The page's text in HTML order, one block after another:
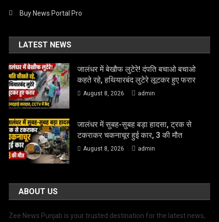
Buy News Portal Pro
LATEST NEWS
जालंधर में बेखौफ लुटेरे! दंपति बचाओ बचाओ
कहते रहे, हथियारबंद लुटेरे लूटकर हुए फरार
August 8, 2026 admin
जालंधर में सुबह-सुबह बड़ा हादसा, ट्रक से
टकराकर चकनाचूर हुई कार, 3 की मौत
August 8, 2026 admin
ABOUT US
Zee News Punjab is your trusted destination for the latest news,